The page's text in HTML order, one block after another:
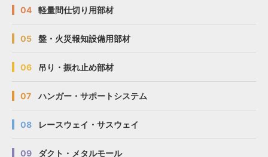
04 軽量間仕切り用部材
05 盤・火災報知設備用部材
06 吊り・振れ止め部材
07 ハンガー・サポートシステム
08 レースウェイ・サスウェイ
09 ダクト・メタルモール